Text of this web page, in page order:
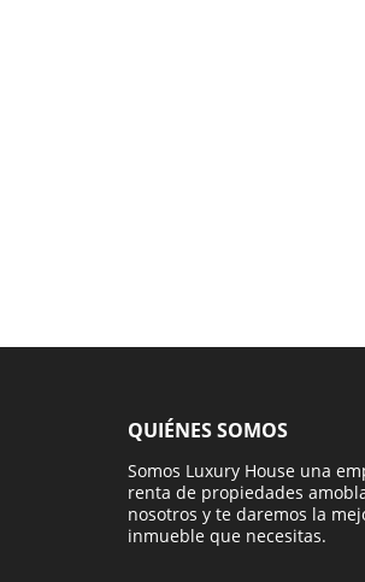
QUIÉNES SOMOS
Somos Luxury House una
renta de propiedades
nosotros y te daremos la
inmueble que necesitas.